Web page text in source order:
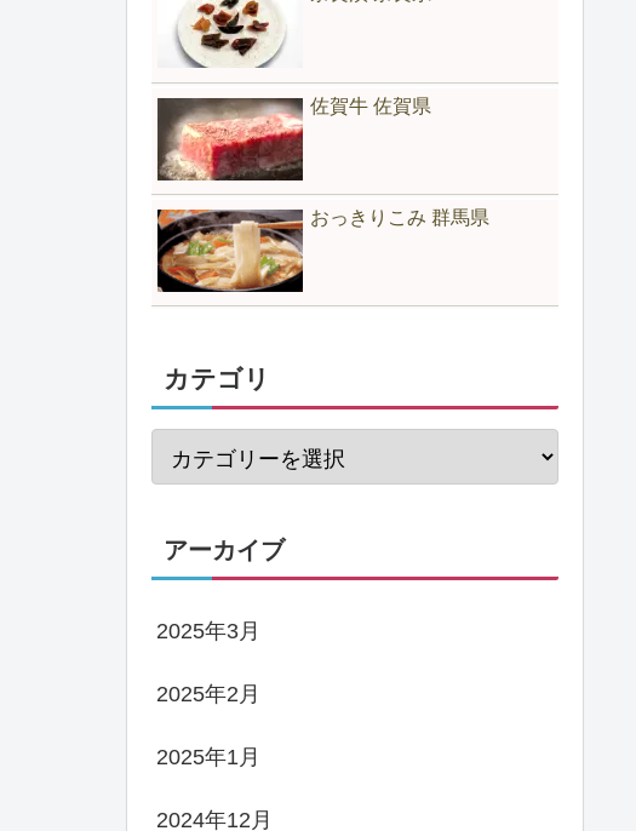
佐賀牛 佐賀県
おっきりこみ 群馬県
カテゴリ
アーカイブ
2025年3月
2025年2月
2025年1月
2024年12月